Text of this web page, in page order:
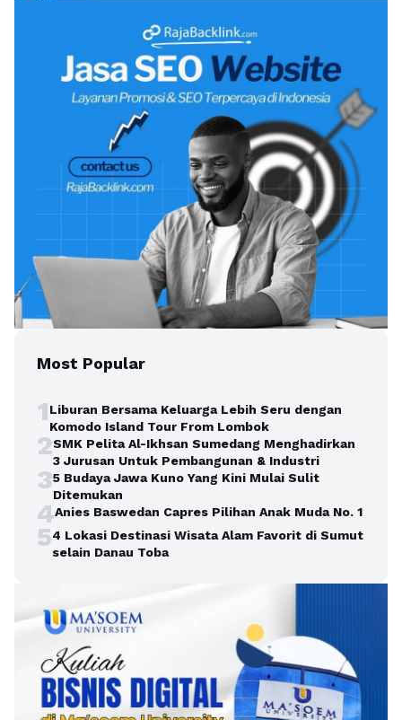
Most Popular
1Liburan Bersama Keluarga Lebih Seru dengan
Komodo Island Tour From Lombok
2SMK Pelita Al-Ikhsan Sumedang Menghadirkan
3 Jurusan Untuk Pembangunan & Industri
35 Budaya Jawa Kuno Yang Kini Mulai Sulit
Ditemukan
4Anies Baswedan Capres Pilihan Anak Muda No. 1
54 Lokasi Destinasi Wisata Alam Favorit di Sumut
selain Danau Toba